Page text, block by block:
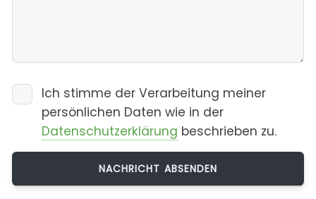
Ich stimme der Verarbeitung meiner
persönlichen Daten wie in der
Datenschutzerklärung beschrieben zu.